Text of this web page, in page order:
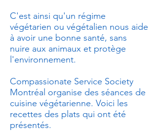
C'est ainsi qu'un régime
végétarien ou végétalien nous aide
à avoir une bonne santé, sans
nuire aux animaux et protège
l'environnement.
Compassionate Service Society
Montréal organise des séances de
cuisine végétarienne. Voici les
recettes des plats qui ont été
présentés.